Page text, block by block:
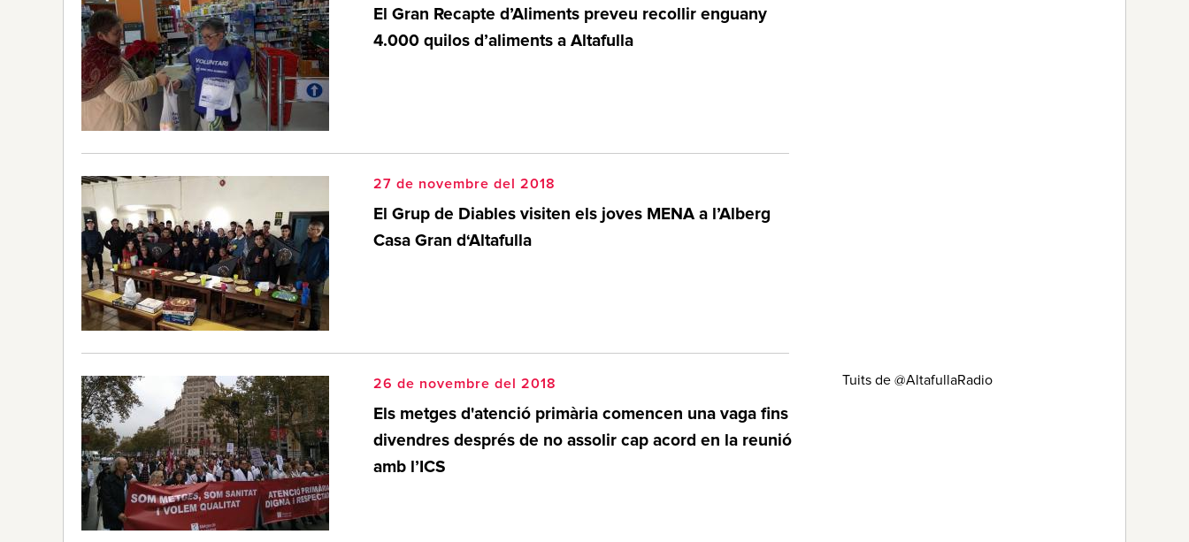
El Gran Recapte d’Aliments preveu recollir enguany
4.000 quilos d’aliments a Altafulla
27 de novembre del 2018
El Grup de Diables visiten els joves MENA a l’Alberg
Casa Gran d‘Altafulla
26 de novembre del 2018
Els metges d'atenció primària comencen una vaga fins
divendres després de no assolir cap acord en la reunió
amb l’ICS
Tuits de @AltafullaRadio